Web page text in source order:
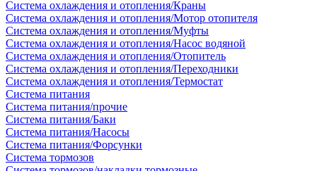
Система охлаждения и отопления/Краны
Система охлаждения и отопления/Мотор отопителя
Система охлаждения и отопления/Муфты
Система охлаждения и отопления/Насос водяной
Система охлаждения и отопления/Отопитель
Система охлаждения и отопления/Переходники
Система охлаждения и отопления/Термостат
Система питания
Система питания/прочие
Система питания/Баки
Система питания/Насосы
Система питания/Форсунки
Система тормозов